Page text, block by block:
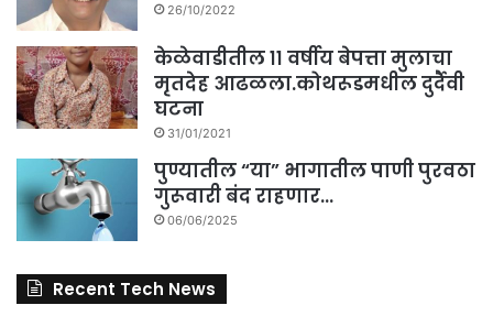
26/10/2022
केळेवाडीतील ११ वर्षीय बेपत्ता मुलाचा
मृतदेह आढळला.कोथरूडमधील दुर्दैवी
घटना
31/01/2021
पुण्यातील “या” भागातील पाणी पुरवठा
गुरूवारी बंद राहणार…
06/06/2025
Recent Tech News